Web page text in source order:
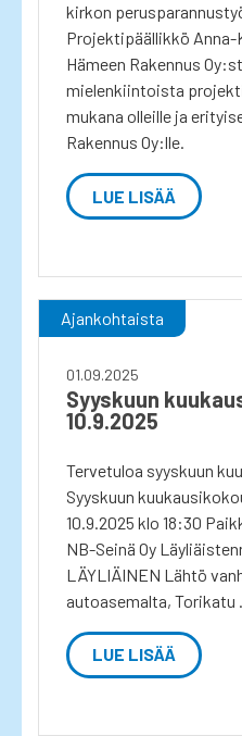
kirkon
Projektipäällikkö
Hämeen Rakennus
mielenkiintoista
mukana olleille ja
Rakennus Oy:lle.
LUE LISÄÄ
Ajankohtaista
01.09.2025
Syyskuun
10.9.2025
Tervetuloa syyskuun
Syyskuun
10.9.2025 klo 18:30
NB-Seinä Oy
LÄYLIÄINEN Lähtö
autoasemalta, Torikatu
LUE LISÄÄ